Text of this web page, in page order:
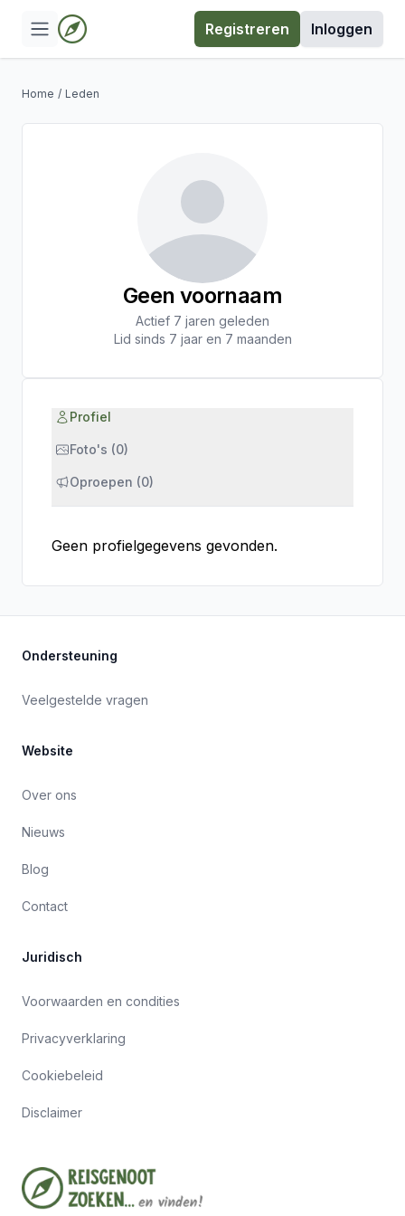
Registreren Inloggen
Home / Leden
Geen voornaam
Actief 7 jaren geleden
Lid sinds 7 jaar en 7 maanden
Profiel
Foto's (0)
Oproepen (0)
Geen profielgegevens gevonden.
Ondersteuning
Veelgestelde vragen
Website
Over ons
Nieuws
Blog
Contact
Juridisch
Voorwaarden en condities
Privacyverklaring
Cookiebeleid
Disclaimer